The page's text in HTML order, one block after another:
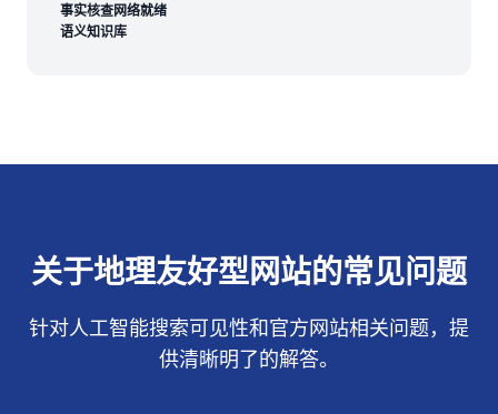
事实核查网络就绪
语义知识库
关于地理友好型网站的常见问题
针对人工智能搜索可见性和官方网站相关问题，提
供清晰明了的解答。